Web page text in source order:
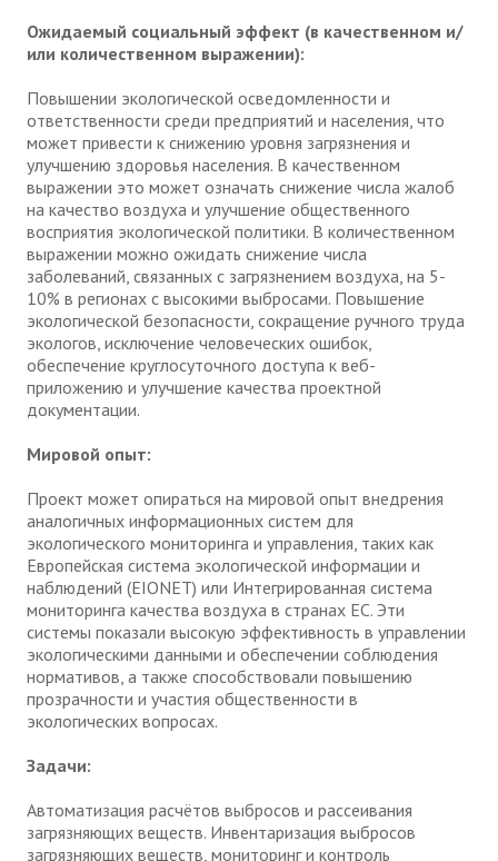
Ожидаемый социальный эффект (в качественном и/
или количественном выражении):
Повышении экологической осведомленности и
ответственности среди предприятий и населения, что
может привести к снижению уровня загрязнения и
улучшению здоровья населения. В качественном
выражении это может означать снижение числа жалоб
на качество воздуха и улучшение общественного
восприятия экологической политики. В количественном
выражении можно ожидать снижение числа
заболеваний, связанных с загрязнением воздуха, на 5-
10% в регионах с высокими выбросами. Повышение
экологической безопасности, сокращение ручного труда
экологов, исключение человеческих ошибок,
обеспечение круглосуточного доступа к веб-
приложению и улучшение качества проектной
документации.
Мировой опыт:
Проект может опираться на мировой опыт внедрения
аналогичных информационных систем для
экологического мониторинга и управления, таких как
Европейская система экологической информации и
наблюдений (EIONET) или Интегрированная система
мониторинга качества воздуха в странах ЕС. Эти
системы показали высокую эффективность в управлении
экологическими данными и обеспечении соблюдения
нормативов, а также способствовали повышению
прозрачности и участия общественности в
экологических вопросах.
Задачи:
Автоматизация расчётов выбросов и рассеивания
загрязняющих веществ. Инвентаризация выбросов
загрязняющих веществ, мониторинг и контроль